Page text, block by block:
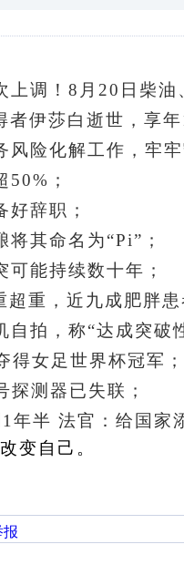
调！8月20日柴油
伊莎白逝世，享年
风险化解工作，牢
；
辞职；
其命名为“Pi”；
能持续数十年；
重，近九成肥胖患
拍，称“达成突破
女足世界杯冠军；
测器已失联；
年半 法官： 给国家
变自己。
报